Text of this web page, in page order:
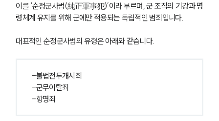
이를 ‘순정군사범(純正軍事犯)’이라 부르며, 군 조직의 기강과 명
령체계 유지를 위해 군에만 적용되는 독립적인 범죄입니다.
대표적인 순정군사범의 유형은 아래와 같습니다.
-불법전투개시죄
-군무이탈죄
-항명죄